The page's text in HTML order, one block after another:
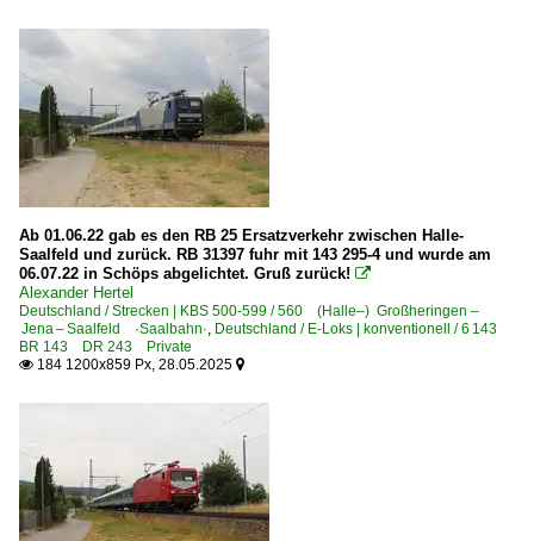
Regional- und Fernzüge
MET Metropolitan-Züge
Regionalzüge (Bundesländer)
Sachsen-Anhalt
Thüringen
S-Bahnen und Regionalstadtbahnen
S-Bahn Nürnberg
Solaris | Tramino | NGT10 | Gelenktriebwagen LVB-Typ 39
Strecken | KBS 500-599
559 Orlamünde – Pößneck unt. Bf ·Orlabahn·
Ab 01.06.22 gab es den RB 25 Ersatzverkehr zwischen Halle-
Saalfeld und zurück. RB 31397 fuhr mit 143 295-4 und wurde am
06.07.22 in Schöps abgelichtet. Gruß zurück! 
Alexander Hertel
Deutschland / Strecken | KBS 500-599 / 560 (Halle–) Großheringen –
Jena – Saalfeld ·Saalbahn·, Deutschland / E-Loks | konventionell / 6 143
BR 143 DR 243 Private
 184 1200x859 Px, 28.05.2025 